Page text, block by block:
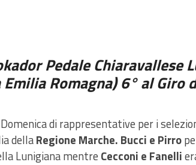
Pedale Chiaravallese
Romagna) 6° al Giro
di rappresentative per i
dellaRegione Marche. Bucci e Pirro
Lunigiana mentre Cecconi e Fanelli